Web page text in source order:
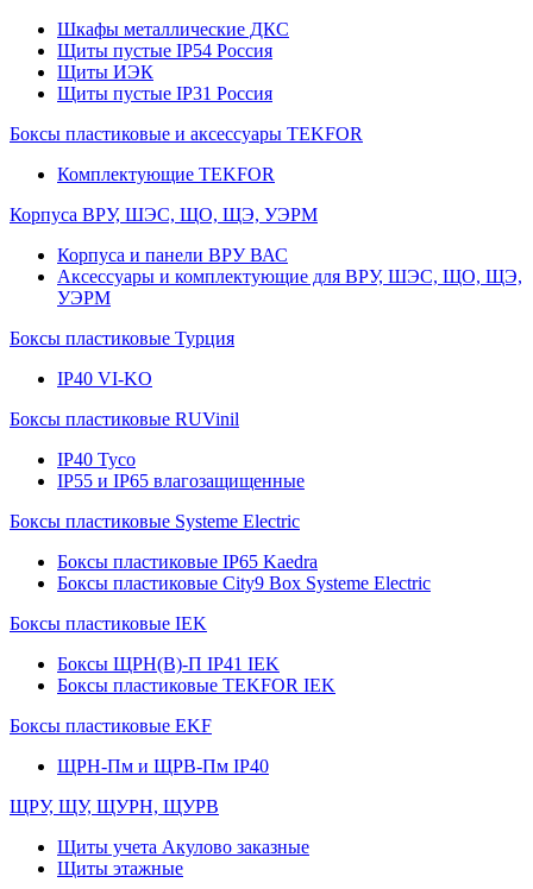
Шкафы металлические ДКС
Щиты пустые IP54 Россия
Щиты ИЭК
Щиты пустые IP31 Россия
Боксы пластиковые и аксессуары TEKFOR
Комплектующие TEKFOR
Корпуса ВРУ, ШЭС, ЩО, ЩЭ, УЭРМ
Корпуса и панели ВРУ ВАС
Аксессуары и комплектующие для ВРУ, ШЭС, ЩО, ЩЭ,
УЭРМ
Боксы пластиковые Турция
IP40 VI-KO
Боксы пластиковые RUVinil
IP40 Тусо
IP55 и IP65 влагозащищенные
Боксы пластиковые Systeme Electric
Боксы пластиковые IP65 Kaedra
Боксы пластиковые City9 Box Systeme Electric
Боксы пластиковые IEK
Боксы ЩРН(В)-П IP41 IEK
Боксы пластиковые TEKFOR IEK
Боксы пластиковые EKF
ЩРН-Пм и ЩРВ-Пм IP40
ЩРУ, ЩУ, ЩУРН, ЩУРВ
Щиты учета Акулово заказные
Щиты этажные